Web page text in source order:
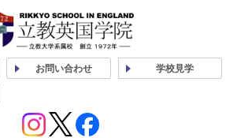
お問い合わせ 学校見学